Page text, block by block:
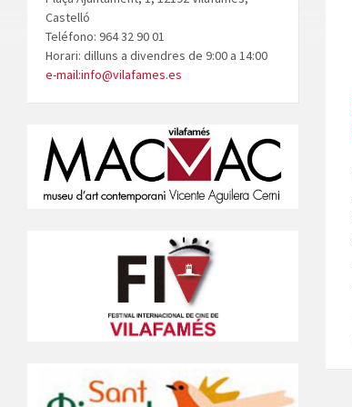
Castelló
Teléfono: 964 32 90 01
Horari: dilluns a divendres de 9:00 a 14:00
e-mail:info@vilafames.es